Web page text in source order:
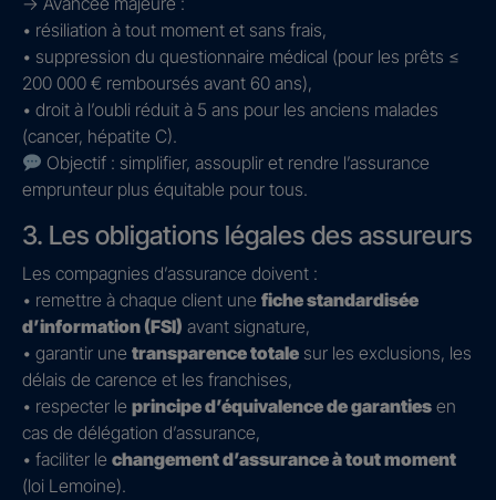
• résiliation à tout moment et sans frais,
• suppression du questionnaire médical (pour les prêts ≤
200 000 € remboursés avant 60 ans),
• droit à l’oubli réduit à 5 ans pour les anciens malades
(cancer, hépatite C).
Objectif : simplifier, assouplir et rendre l’assurance
emprunteur plus équitable pour tous.
3. Les obligations légales des assureurs
Les compagnies d’assurance doivent :
• remettre à chaque client une fiche standardisée
d’information (FSI) avant signature,
• garantir une transparence totale sur les exclusions, les
délais de carence et les franchises,
• respecter le principe d’équivalence de garanties en
cas de délégation d’assurance,
• faciliter le changement d’assurance à tout moment
(loi Lemoine).